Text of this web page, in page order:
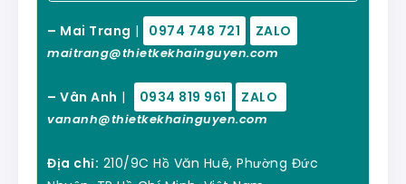
– Mai Trang | 0974 748 721 ZALO
maitrang@thietkekhainguyen.com
– Vân Anh | 0934 819 961 ZALO
vananh@thietkekhainguyen.com
Địa chỉ: 210/9C Hồ Văn Huê, Phường Đức